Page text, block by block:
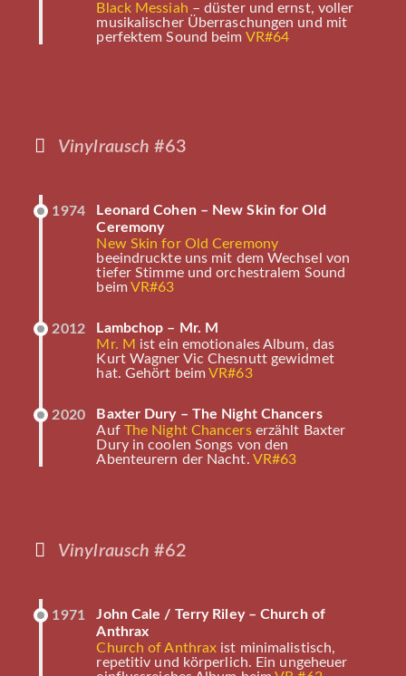
Vinylrausch #62
1971
John Cale / Terry Riley – Church of
Anthrax
Church of Anthrax ist minimalistisch,
repetitiv und körperlich. Ein ungeheuer
Vinylrausch #63
1974
Leonard Cohen – New Skin for Old
Ceremony
New Skin for Old Ceremony
beeindruckte uns mit dem Wechsel von
tiefer Stimme und orchestralem Sound
beim VR#63
2012
Lambchop – Mr. M
Mr. M ist ein emotionales Album, das
Kurt Wagner Vic Chesnutt gewidmet
hat. Gehört beimVR#63
2020
Baxter Dury – The Night Chancers
Auf The Night Chancerserzählt Baxter
Dury in coolen Songs von den
Abenteurern der Nacht. VR#63
Black Messiah – düster und ernst, voller
musikalischer Überraschungen und mit
perfektem Sound beim VR#64